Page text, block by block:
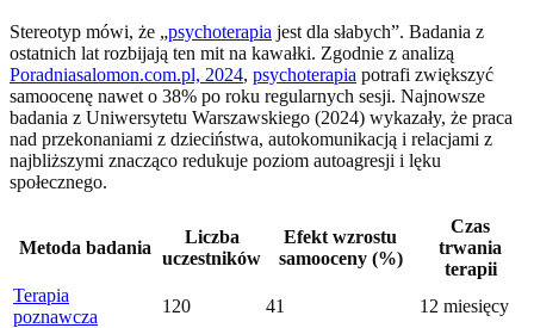
Stereotyp mówi, że „psychoterapia jest dla słabych”. Badania z
ostatnich lat rozbijają ten mit na kawałki. Zgodnie z analizą
Poradniasalomon.com.pl, 2024, psychoterapia potrafi zwiększyć
samoocenę nawet o 38% po roku regularnych sesji. Najnowsze
badania z Uniwersytetu Warszawskiego (2024) wykazały, że praca
nad przekonaniami z dzieciństwa, autokomunikacją i relacjami z
najbliższymi znacząco redukuje poziom autoagresji i lęku
społecznego.
Metoda badania
Liczba
uczestników
Efekt wzrostu
samooceny (%)
Czas
trwania
terapii
Terapia
poznawcza
120 41
12 miesięcy